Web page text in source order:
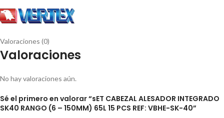
Valoraciones (0)
Valoraciones
No hay valoraciones aún.
Sé el primero en valorar “sET CABEZAL ALESADOR INTEGRADO
SK40 RANGO (6 – 150MM) 65L 15 PCS REF: VBHE-SK-40”